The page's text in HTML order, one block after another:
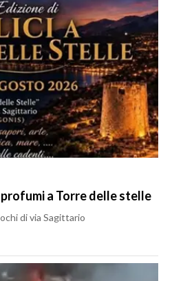
a Torre delle stelle
di via Sagittario